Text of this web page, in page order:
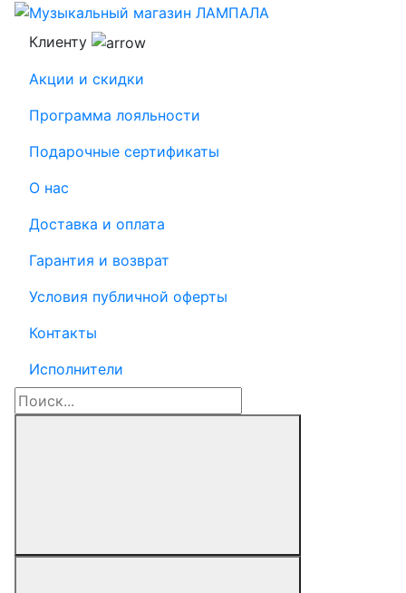
Клиенту
Акции и скидки
Программа лояльности
Подарочные сертификаты
О нас
Доставка и оплата
Гарантия и возврат
Условия публичной оферты
Контакты
Исполнители